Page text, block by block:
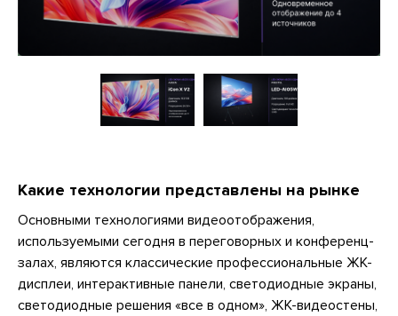
Какие технологии представлены на рынке
Основными технологиями видеоотображения,
используемыми сегодня в переговорных и конференц-
залах, являются классические профессиональные ЖК-
дисплеи, интерактивные панели, светодиодные экраны,
светодиодные решения «все в одном», ЖК-видеостены,